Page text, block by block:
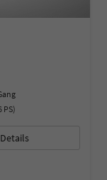
PS)
Details